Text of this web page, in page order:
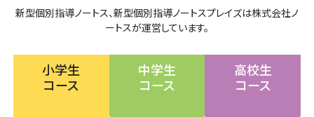
新型個別指導ノートス、新型個別指導ノートスプレイズは株式会社ノ
ートスが運営しています。
小学生
コース
中学生
コース
高校生
コース